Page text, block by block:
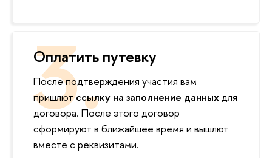
Оплатить путевку
После подтверждения участия вам
пришлютссылку на заполнение данныхдля
договора. После этого договор
сформируют в ближайшее время и вышлют
вместе с реквизитами.